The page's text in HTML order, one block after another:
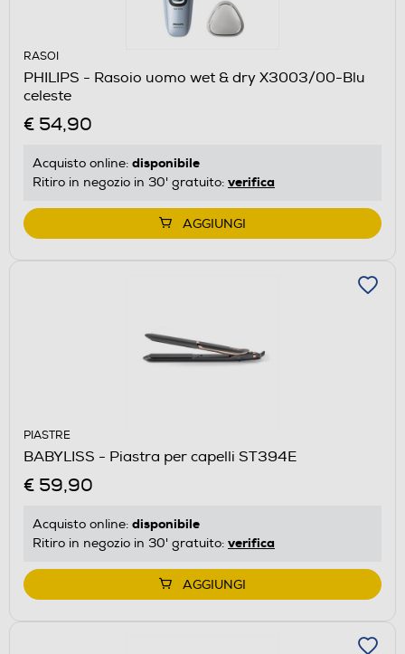
RASOI
PHILIPS - Rasoio uomo wet & dry X3003/00-Blu
celeste
€ 54,90
Acquisto online: disponibile
Ritiro in negozio in 30' gratuito: verifica
AGGIUNGI
PIASTRE
BABYLISS - Piastra per capelli ST394E
€ 59,90
Acquisto online: disponibile
Ritiro in negozio in 30' gratuito: verifica
AGGIUNGI